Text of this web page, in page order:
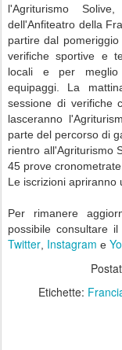
l'Agriturismo
dell'Anfiteatro della
partire dal
verifiche sportive e
locali e per meglio
equipaggi. La
sessione di verifiche
lasceranno
parte del percorso di
rientro all'Agriturismo
45 prove cronometrate.
Le iscrizioni apriranno
Per rimanere
possibile consultare
Twitter Instagram e
Etichette: